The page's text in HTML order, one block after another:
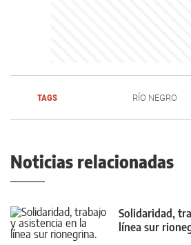
TAGS RÍO NEGRO
Noticias relacionadas
Solidaridad,
línea sur